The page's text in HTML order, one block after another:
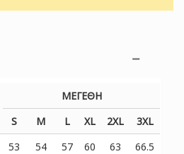
ΜΕΓΕΘΗ
S
M L XL 2XL 3XL
53 54 57 60 63
66.5